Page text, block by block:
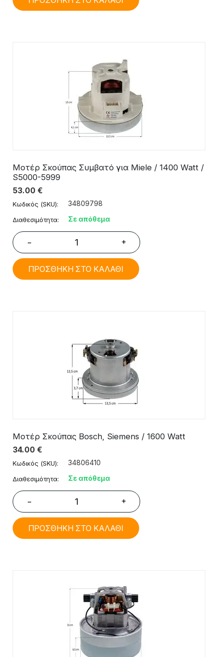
Μοτέρ Σκούπας Συμβατό για Miele / 1400 Watt /
S5000-5999
53.00 €
Κωδικός (SKU): 34809798
Διαθεσιμότητα: Σε απόθεμα
− +
ΠΡΟΣΘΗΚΗ ΣΤΟ ΚΑΛΑΘΙ
Μοτέρ Σκούπας Bosch, Siemens / 1600 Watt
34.00 €
Κωδικός (SKU): 34806410
Διαθεσιμότητα: Σε απόθεμα
− +
ΠΡΟΣΘΗΚΗ ΣΤΟ ΚΑΛΑΘΙ